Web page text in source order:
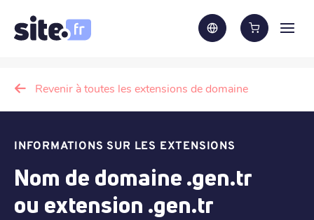
Revenir à toutes les extensions de domaine
INFORMATIONS SUR LES EXTENSIONS
Nom de domaine .gen.tr
ou extension .gen.tr